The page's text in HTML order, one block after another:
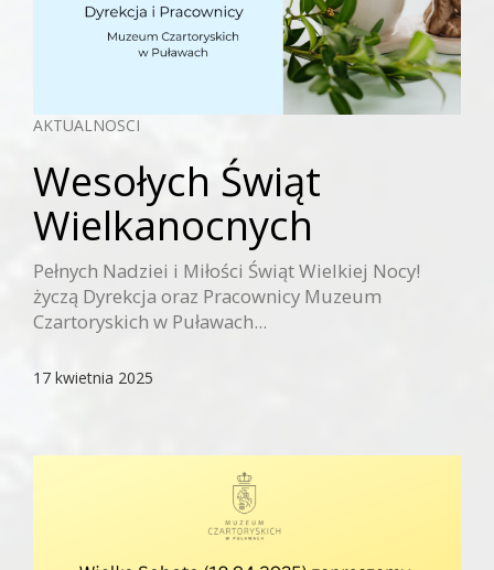
AKTUALNOSCI
Wesołych Świąt
Wielkanocnych
Pełnych Nadziei i Miłości Świąt Wielkiej Nocy!
życzą Dyrekcja oraz Pracownicy Muzeum
Czartoryskich w Puławach...
17 kwietnia 2025